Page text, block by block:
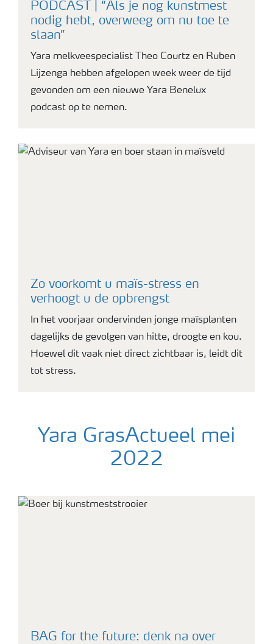
PODCAST | “Als je nog kunstmest
nodig hebt, overweeg om nu toe te
slaan”
Yara melkveespecialist Theo Courtz en Ruben
Lijzenga hebben afgelopen week weer de tijd
gevonden om een nieuwe Yara Benelux
podcast op te nemen.
Zo voorkomt u maïs-stress en
verhoogt u de opbrengst
In het voorjaar ondervinden jonge maïsplanten
dagelijks de gevolgen van hitte, droogte en kou.
Hoewel dit vaak niet direct zichtbaar is, leidt dit
tot stress.
Yara GrasActueel mei
2022
BAG for the future: denk na over